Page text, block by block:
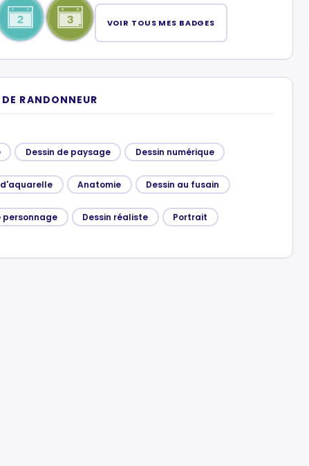
VOIR TOUS MES BADGES
RANDONNEUR
Dessin de paysage Dessin numérique
Anatomie Dessin au fusain
personnage Dessin réaliste Portrait